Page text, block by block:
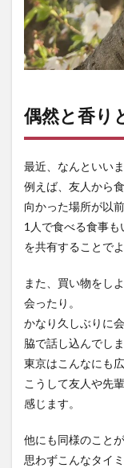
偶然と香り
最近、なんといい
例えば、友人から
向かった場所が以
1人で食べる食事
を共有することで
また、買い物をし
会ったり。
かなり久しぶりに
脇で話し込んでしま
東京はこんなにも
こうして友人や先
感じます。
他にも同様のこと
思わずこんなタイ